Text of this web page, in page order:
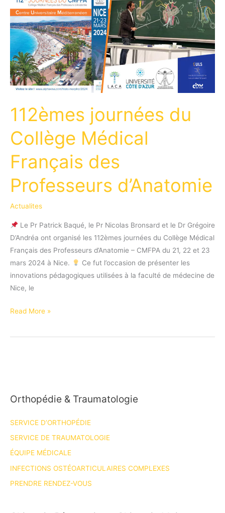
112èmes journées du
Collège Médical
Français des
Professeurs d’Anatomie
Actualites
Le Pr Patrick Baqué, le Pr Nicolas Bronsard et le Dr Grégoire
D’Andréa ont organisé les 112èmes journées du Collège Médical
Français des Professeurs d’Anatomie – CMFPA du 21, 22 et 23
mars 2024 à Nice.
Ce fut l’occasion de présenter les
innovations pédagogiques utilisées à la faculté de médecine de
Nice, le
112èmes
du
Professeurs
Read More »
Orthopédie & Traumatologie
SERVICE D’ORTHOPÉDIE
SERVICE DE TRAUMATOLOGIE
ÉQUIPE MÉDICALE
INFECTIONS OSTÉOARTICULAIRES COMPLEXES
PRENDRE RENDEZ-VOUS